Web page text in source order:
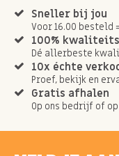
Sneller bij jou
Voor 16.00 besteld
100%
Dé allerbeste
10x échte
Proef, bekijk en
Gratis afhalen
Op ons bedrijf of